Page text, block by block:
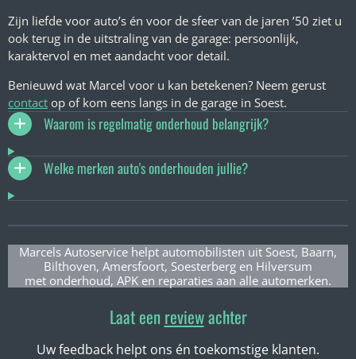
Zijn liefde voor auto’s én voor de sfeer van de jaren ’50 ziet u
ook terug in de uitstraling van de garage: persoonlijk,
karaktervol en met aandacht voor detail.
Benieuwd wat Marcel voor u kan betekenen? Neem gerust
contact op of kom eens langs in de garage in Soest.
Waarom is regelmatig onderhoud belangrijk?
Welke merken auto's onderhouden jullie?
Marcels Autoservice helpt automobilisten uit Soest, Baarn,
Bilthoven, Amersfoort, Soesterberg en Hilversum
met onderhoud, APK en reparaties aan alle automerken.
Laat een reviewachter
Uw feedback helpt ons én toekomstige klanten.